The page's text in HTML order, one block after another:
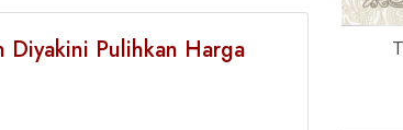
Diyakini Pulihkan Harga